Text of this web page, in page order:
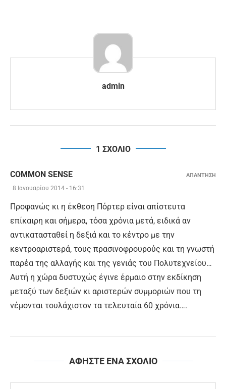
admin
1 ΣΧΟΛΙΟ
COMMON SENSE
8 Ιανουαρίου 2014 - 16:31
Προφανώς κι η έκθεση Πόρτερ είναι απίστευτα
επίκαιρη και σήμερα, τόσα χρόνια μετά, ειδικά αν
αντικατασταθεί η δεξιά και το κέντρο με την
κεντροαριστερά, τους πρασινοφρουρούς και τη γνωστή
παρέα της αλλαγής και της γενιάς του Πολυτεχνείου…
Αυτή η χώρα δυστυχώς έγινε έρμαιο στην εκδίκηση
μεταξύ των δεξιών κι αριστερών συμμοριών που τη
νέμονται τουλάχιστον τα τελευταία 60 χρόνια….
ΑΠΑΝΤΗΣΗ
ΑΦΗΣΤΕ ΕΝΑ ΣΧΟΛΙΟ